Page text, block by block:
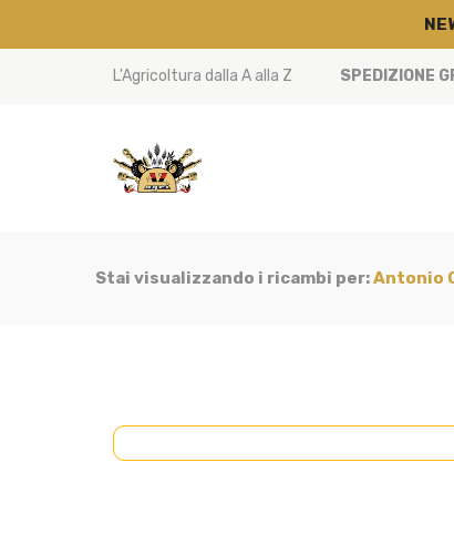
L'Agricoltura dalla A alla Z SPEDIZIONE
Stai visualizzando i ricambi per:Antonio